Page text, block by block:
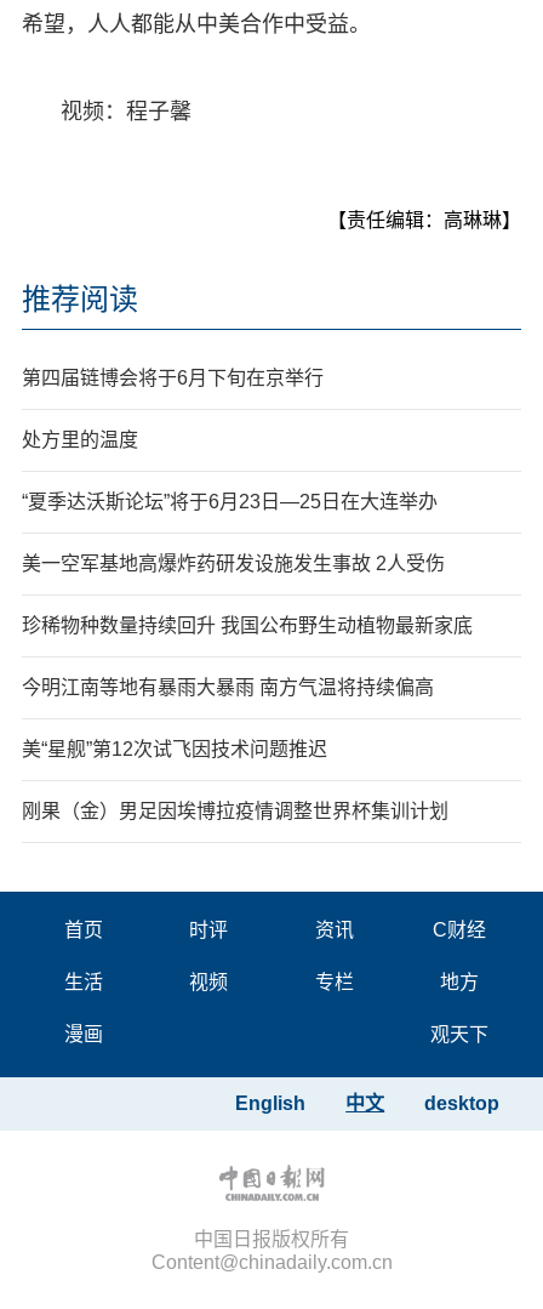
希望，人人都能从中美合作中受益。
视频：程子馨
【责任编辑：高琳琳】
推荐阅读
第四届链博会将于6月下旬在京举行
处方里的温度
“夏季达沃斯论坛”将于6月23日—25日在大连举办
美一空军基地高爆炸药研发设施发生事故 2人受伤
珍稀物种数量持续回升 我国公布野生动植物最新家底
今明江南等地有暴雨大暴雨 南方气温将持续偏高
美“星舰”第12次试飞因技术问题推迟
刚果（金）男足因埃博拉疫情调整世界杯集训计划
首页 时评 资讯 C财经
生活 视频 专栏 地方
漫画 观天下
desktop
中文
English
中国日报版权所有
Content@chinadaily.com.cn